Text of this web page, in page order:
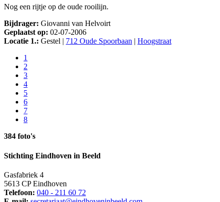
Nog een rijtje op de oude rooilijn.
Bijdrager: Giovanni van Helvoirt
Geplaatst op: 02-07-2006
Locatie 1.: Gestel | 712 Oude Spoorbaan | Hoogstraat
1
2
3
4
5
6
7
8
384 foto's
Stichting Eindhoven in Beeld
Gasfabriek 4
5613 CP Eindhoven
Telefoon: 040 - 211 60 72